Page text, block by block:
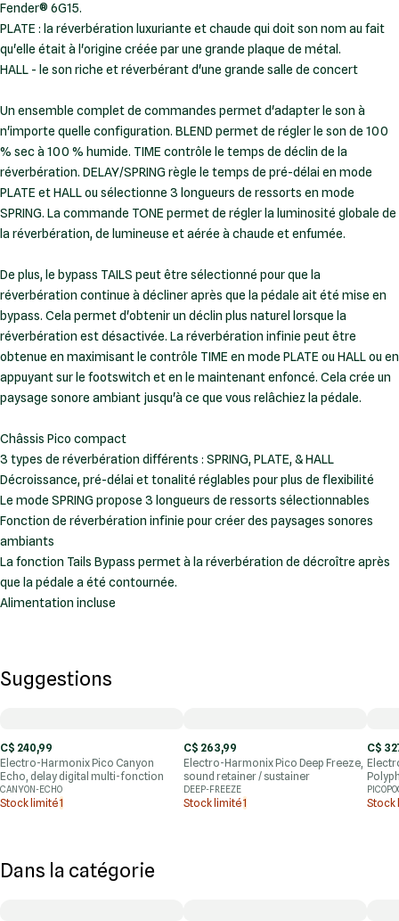
Fender® 6G15.
PLATE : la réverbération luxuriante et chaude qui doit son nom au fait
qu'elle était à l'origine créée par une grande plaque de métal.
HALL - le son riche et réverbérant d'une grande salle de concert
Un ensemble complet de commandes permet d'adapter le son à
n'importe quelle configuration. BLEND permet de régler le son de 100
% sec à 100 % humide. TIME contrôle le temps de déclin de la
réverbération. DELAY/SPRING règle le temps de pré-délai en mode
PLATE et HALL ou sélectionne 3 longueurs de ressorts en mode
SPRING. La commande TONE permet de régler la luminosité globale de
la réverbération, de lumineuse et aérée à chaude et enfumée.
De plus, le bypass TAILS peut être sélectionné pour que la
réverbération continue à décliner après que la pédale ait été mise en
bypass. Cela permet d'obtenir un déclin plus naturel lorsque la
réverbération est désactivée. La réverbération infinie peut être
obtenue en maximisant le contrôle TIME en mode PLATE ou HALL ou en
appuyant sur le footswitch et en le maintenant enfoncé. Cela crée un
paysage sonore ambiant jusqu'à ce que vous relâchiez la pédale.
Châssis Pico compact
3 types de réverbération différents : SPRING, PLATE, & HALL
Décroissance, pré-délai et tonalité réglables pour plus de flexibilité
Le mode SPRING propose 3 longueurs de ressorts sélectionnables
Fonction de réverbération infinie pour créer des paysages sonores
ambiants
La fonction Tails Bypass permet à la réverbération de décroître après
que la pédale a été contournée.
Alimentation incluse
Suggestions
C$ 240,99
Electro-Harmonix Pico Canyon
Echo, delay digital multi-fonction
CANYON-ECHO
Stock limité1
C$ 263,99
Electro-Harmonix Pico Deep Freeze,
sound retainer / sustainer
DEEP-FREEZE
Stock limité1
C$
Stock
Dans la catégorie